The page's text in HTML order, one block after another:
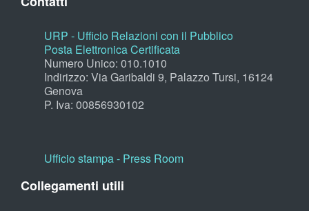
URP - Ufficio Relazioni con il Pubblico
Posta Elettronica Certificata
Numero Unico: 010.1010
Indirizzo: Via Garibaldi 9, Palazzo Tursi, 16124
Genova
P. Iva: 00856930102
Ufficio stampa - Press Room
Collegamenti utili